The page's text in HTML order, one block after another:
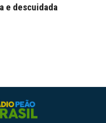
e descuidada